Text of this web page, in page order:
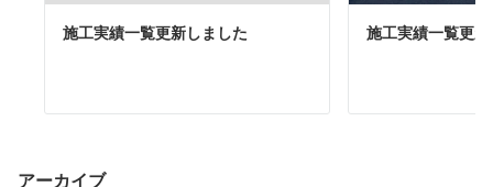
施工実績一覧更新しました 施工実績一覧更
アーカイブ